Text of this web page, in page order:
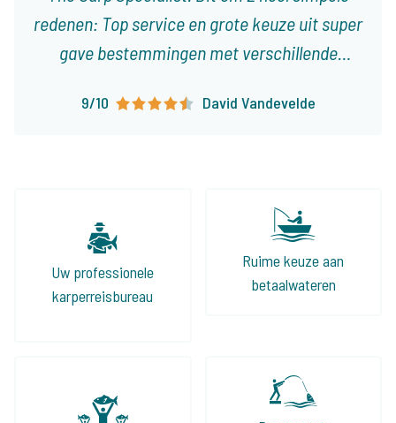
redenen: Top service en grote keuze uit super
gave bestemmingen met verschillende
visvakanties die op het lijf geschreven zijn!
9/10 David Vandevelde
Uw professionele
karperreisbureau
Ruime keuze aan
betaalwateren